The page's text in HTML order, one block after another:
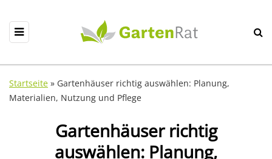
Startseite » Gartenhäuser richtig auswählen: Planung,
Materialien, Nutzung und Pflege
Gartenhäuser richtig
auswählen: Planung,